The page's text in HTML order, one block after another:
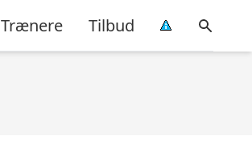
Trænere Tilbud